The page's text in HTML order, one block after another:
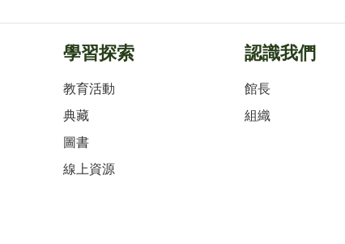
學習探索
教育活動
典藏
圖書
線上資源
認識我們
館長
組織